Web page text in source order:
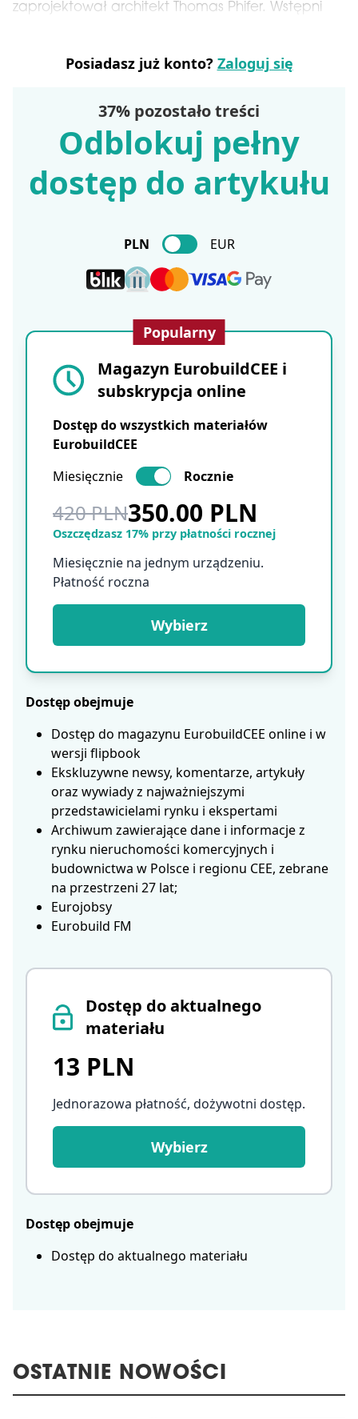
zaprojektował architekt Thomas Phifer. Wstępni
Posiadasz już konto? Zaloguj się
37% pozostało treści
Odblokuj pełny
dostęp do artykułu
PLN EUR
Dostęp do aktualnego
materiału
13 PLN
Jednorazowa płatność, dożywotni dostęp.
Wybierz
Dostęp obejmuje
Dostęp do aktualnego materiału
Popularny
Magazyn EurobuildCEE i
subskrypcja online
Dostęp do wszystkich materiałów
EurobuildCEE
Miesięcznie
Rocznie
420 PLN350.00 PLN
Oszczędzasz 17% przy płatności rocznej
Miesięcznie na jednym urządzeniu.
Płatność roczna
Wybierz
Dostęp obejmuje
Dostęp do magazynu EurobuildCEE online i w
wersji flipbook
Ekskluzywne newsy, komentarze, artykuły
oraz wywiady z najważniejszymi
przedstawicielami rynku i ekspertami
Archiwum zawierające dane i informacje z
rynku nieruchomości komercyjnych i
budownictwa w Polsce i regionu CEE, zebrane
na przestrzeni 27 lat;
Eurojobsy
Eurobuild FM
OSTATNIE NOWOŚCI